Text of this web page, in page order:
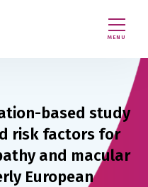
MENU
based study
risk factors for
and macular
European